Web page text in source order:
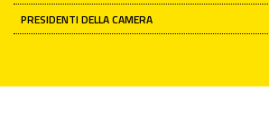
PRESIDENTI DELLA CAMERA